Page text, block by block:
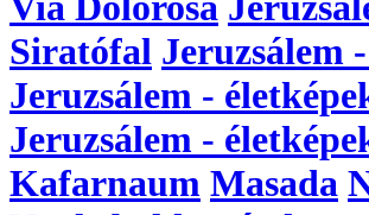
Siratófal Jeruzsálem
Jeruzsálem -
Jeruzsálem -
Kafarnaum Masada